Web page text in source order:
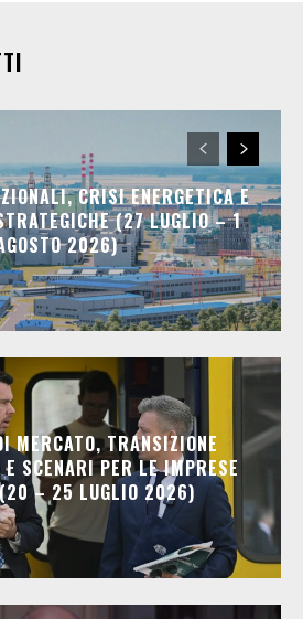
CRISI ENERGETICA E
(27 LUGLIO – 1
2026)
MERCATO, TRANSIZIONE
SCENARI PER LE IMPRESE
– 25 LUGLIO 2026)